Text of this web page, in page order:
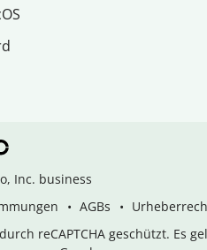
Inc. business
AGBs
reCAPTCHA geschützt. Es